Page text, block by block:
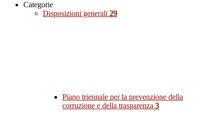
Categorie
Disposizioni generali 29
Piano triennale per la prevenzione della
corruzione e della trasparenza 3